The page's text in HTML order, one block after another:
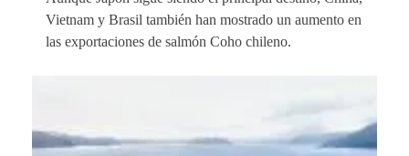
Vietnam y Brasil también han mostrado un aumento en
las exportaciones de salmón Coho chileno.